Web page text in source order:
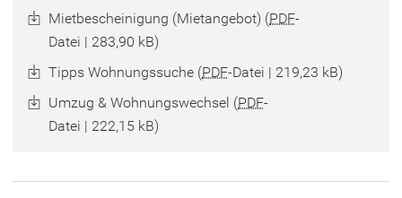
Mietbescheinigung (Mietangebot) PDF-
Datei
283,90 kB
Tipps Wohnungssuche PDF-Datei
219,23 kB
Umzug & Wohnungswechsel PDF-
Datei
222,15 kB